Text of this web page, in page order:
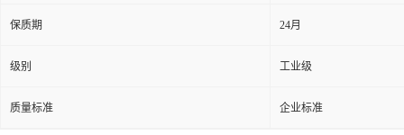
保质期 24月
级别 工业级
质量标准 企业标准